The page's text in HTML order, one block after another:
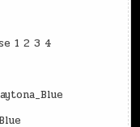
1 2 3 4